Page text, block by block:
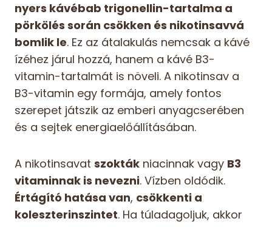
nyers kávébab trigonellin-tartalma a
pörkölés során csökken és nikotinsavvá
bomlik le. Ez az átalakulás nemcsak a kávé
ízéhez járul hozzá, hanem a kávé B3-
vitamin-tartalmát is növeli. A nikotinsav a
B3-vitamin egy formája, amely fontos
szerepet játszik az emberi anyagcserében
és a sejtek energiaelőállításában.
A nikotinsavat szokták niacinnak vagy B3
vitaminnak is nevezni. Vízben oldódik.
Értágító hatása van, csökkenti a
koleszterinszintet. Ha túladagoljuk, akkor